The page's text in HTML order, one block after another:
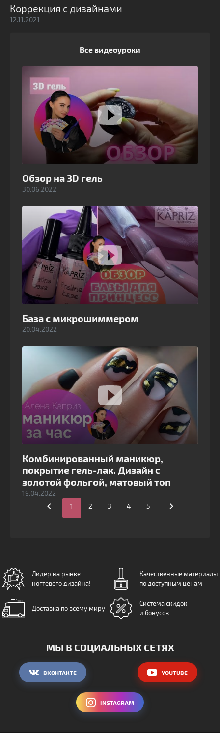
Коррекция с дизайнами
12.11.2021
Все видеоуроки
Обзор на 3D гель
30.06.2022
База с микрошиммером
20.04.2022
Комбинированный маникюр,
покрытие гель-лак. Дизайн с
золотой фольгой, матовый топ
19.04.2022
 1 2 3 4 5 
Лидер на рынке
ногтевого дизайна!
Качественные материалы
по доступным ценам
Доставка по всему миру
Система скидок
и бонусов
МЫ В СОЦИАЛЬНЫХ СЕТЯХ
ВКОНТАКТЕ YOUTUBE
INSTAGRAM